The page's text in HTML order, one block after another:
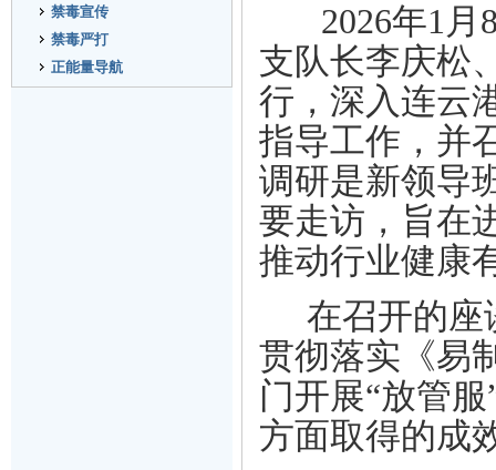
禁毒宣传
禁毒严打
正能量导航
2026年1月
支队长李庆松
行，深入连云
指导工作，并
调研是新领导
要走访，旨在
推动行业健康
在召开的座
贯彻落实《易
门开展“放管
方面取得的成